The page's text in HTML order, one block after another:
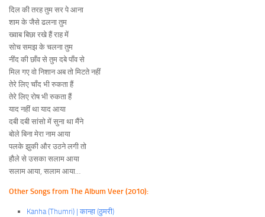
दिल की तरह तुम सर पे आना
शाम के जैसे ढलना तुम
ख्वाब बिछा रखे हैं राह में
सोच समझ के चलना तुम
नींद की छाँव से तुम दबे पाँव से
मिल गए वो निशान अब तो मिटते नहीं
तेरे लिए चाँद भी रुकता हैं
तेरे लिए रोष भी रुकता हैं
याद नहीं था याद आया
दबी दबी सांसो में सुना था मैंने
बोले बिना मेरा नाम आया
पलके झुकी और उठने लगी तो
हौले से उसका सलाम आया
सलाम आया, सलाम आया…
Other Songs from The Album Veer (2010):
Kanha (Thumri) | कान्हा (ठुमरी)